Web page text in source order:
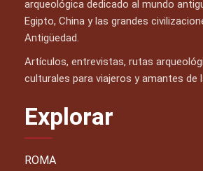
arqueológica dedicado al mundo
Egipto, China y las grandes
Antigüedad.
Artículos, entrevistas, rutas
culturales para viajeros y amantes de
Explorar
ROMA